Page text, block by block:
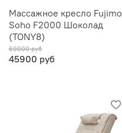
Массажное кресло Fujimo
Soho F2000 Шоколад
(TONY8)
69000 руб
45900 руб